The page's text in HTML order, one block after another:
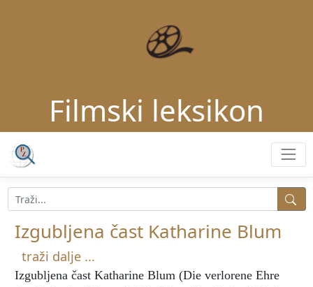
Filmski leksikon
Izgubljena čast Katharine Blum
traži dalje ...
Izgubljena čast Katharine Blum (Die verlorene Ehre